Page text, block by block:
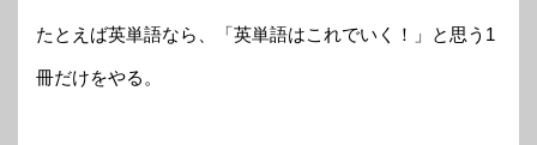
たとえば英単語なら、「英単語はこれでいく！」と思う1
冊だけをやる。